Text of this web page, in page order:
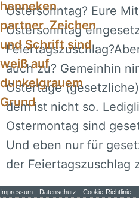
Ostersonntag? Eure
Ostersonntag
auch zu? Gemeinhin
Ostertage
dem ist nicht so.
Ostermontag sind
Und eben nur für
der Feiertagszuschlag
Impressum Datenschutz Cookie-Richtlinie